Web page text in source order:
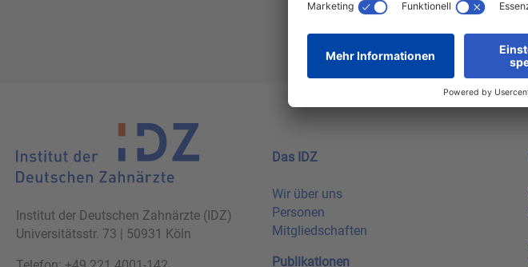
Institut der Deutschen Zahnärzte (IDZ)
Universitätsstr. 73 | 50931 Köln
Das IDZ
Wir über uns
Personen
Mitgliedschaften
Publikationen